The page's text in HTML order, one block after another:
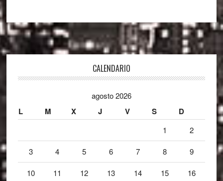
CALENDARIO
agosto 2026
L M X J V S D
1 2
3 4 5 6 7 8 9
10 11 12 13 14 15 16